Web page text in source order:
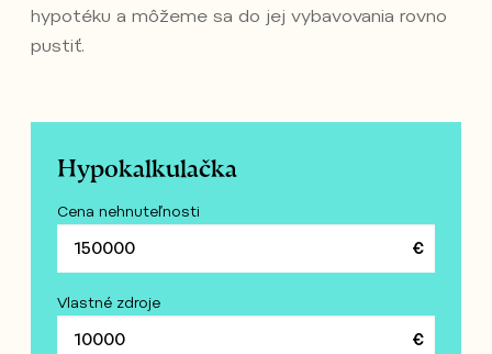
hypotéku a môžeme sa do jej vybavovania rovno
pustiť.
Hypokalkulačka
Cena nehnuteľnosti
Vlastné zdroje